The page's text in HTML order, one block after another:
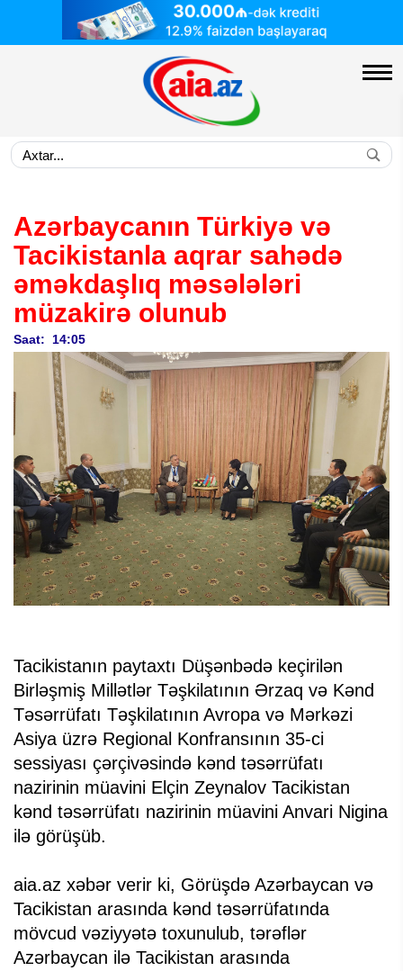
Azərbaycanın Türkiyə və
Tacikistanla aqrar sahədə
əməkdaşlıq məsələləri
müzakirə olunub
Saat: 14:05
Tacikistanın paytaxtı Düşənbədə keçirilən
Birləşmiş Millətlər Təşkilatının Ərzaq və Kənd
Təsərrüfatı Təşkilatının Avropa və Mərkəzi
Asiya üzrə Regional Konfransının 35-ci
sessiyası çərçivəsində kənd təsərrüfatı
nazirinin müavini Elçin Zeynalov Tacikistan
kənd təsərrüfatı nazirinin müavini Anvari Nigina
ilə görüşüb.
aia.az xəbər verir ki, Görüşdə Azərbaycan və
Tacikistan arasında kənd təsərrüfatında
mövcud vəziyyətə toxunulub, tərəflər
Azərbaycan ilə Tacikistan arasında